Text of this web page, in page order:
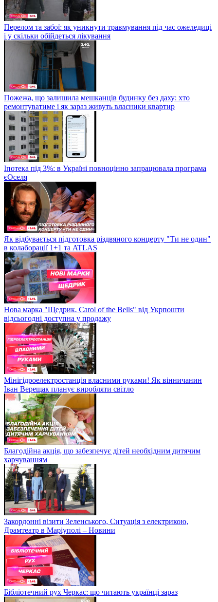
Перелом та забої: як уникнути травмування під час ожеледиці
і у скільки обійдеться лікування
Пожежа, що залишила мешканців будинку без даху: хто
ремонтуватиме і як зараз живуть власники квартир
Іпотека під 3%: в Україні повноцінно запрацювала програма
єОселя
Як відбувається підготовка різдвяного концерту "Ти не один"
в колаборації 1+1 та ATLAS
Нова марка "Щедрик. Carol of the Bells" від Укрпошти
відсьогодні доступна у продажу
Мінігідроелектростанція власними руками! Як вінничанин
Іван Верещак планує виробляти світло
Благодійна акція, що забезпечує дітей необхідним дитячим
харчуванням
Закордонні візити Зеленського, Ситуація з електрикою,
Драмтеатр в Маріуполі – Новини
Бібліотечний рух Черкас: що читають українці зараз